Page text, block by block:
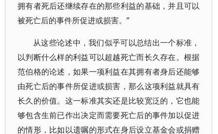
拥有者死后还继续存在的那些利益的基础，并且可以
被死亡后的事件所促进或损害。”
从这些论述中，我们似乎可以总结出一个标准，
以判断什么样的利益可以超越死亡而长久存在。根据
范伯格的论述，如果一项利益在其拥有者身后还能够
由死亡后的事件所促进或损害，那么这项利益就具有
长久的价值。这一标准其实还是比较宽泛的，它也能
够包含生前已作出决定而需要死亡后的事件加以促进
的情形，比如以遗嘱的形式在身后设立基金会或捐赠